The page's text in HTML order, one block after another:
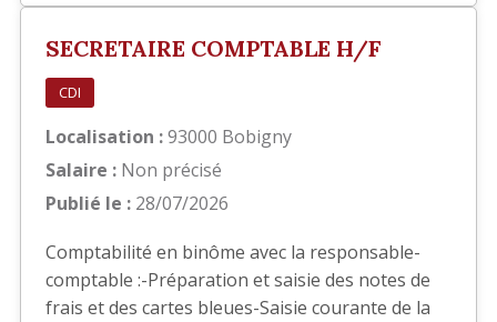
SECRETAIRE COMPTABLE H/F
CDI
Localisation :93000 Bobigny
Salaire : Non précisé
Publié le : 28/07/2026
Comptabilité en binôme avec la responsable-
comptable :-Préparation et saisie des notes de
frais et des cartes bleues-Saisie courante de la